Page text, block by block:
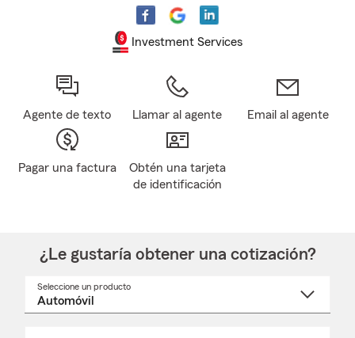
Investment Services
Agente de texto Llamar al agente Email al agente
Pagar una factura
Obtén una tarjeta
de identificación
¿Le gustaría obtener una cotización?
Seleccione un producto